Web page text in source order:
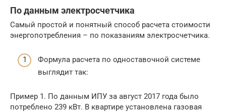
По данным электросчетчика
Самый простой и понятный способ расчета стоимости
энергопотребления – по показаниям электросчетчика.
Формула расчета по одноставочной системе
выглядит так:
Пример 1. По данным ИПУ за август 2017 года было
потреблено 239 кВт. В квартире установлена газовая